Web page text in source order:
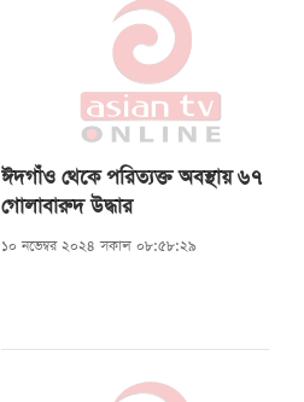
ঈদগাঁও থেকে পরিত্যক্ত অবস্থায় ৬৭
গোলাবারুদ উদ্ধার
১০ নভেম্বর ২০২৪ সকাল ০৮:৫৮:২৯